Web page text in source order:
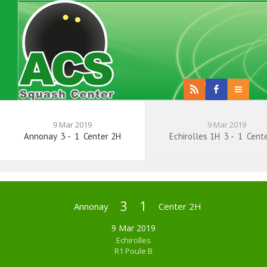
9 Mar 2019
Annonay 3 - 1 Center 2H
9 Mar 2019
Echirolles 1H 3 - 1
Annonay 3 1 Center 2H
9 Mar 2019
Echirolles
R1 Poule B